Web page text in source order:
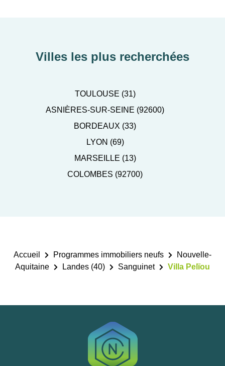
Villes les plus recherchées
TOULOUSE (31)
ASNIÈRES-SUR-SEINE (92600)
BORDEAUX (33)
LYON (69)
MARSEILLE (13)
COLOMBES (92700)
Accueil Programmes immobiliers neufs
Nouvelle-
Aquitaine
Landes (40) Sanguinet Villa Pelïou